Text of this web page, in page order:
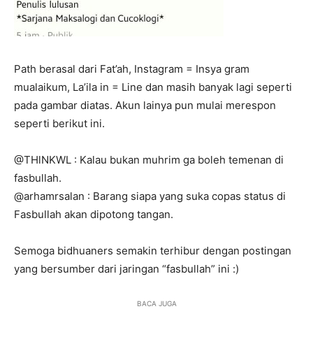
Path berasal dari Fat’ah, Instagram = Insya gram
mualaikum, La’ila in = Line dan masih banyak lagi seperti
pada gambar diatas. Akun lainya pun mulai merespon
seperti berikut ini.
@THlNKWL : Kalau bukan muhrim ga boleh temenan di
fasbullah.
@arhamrsalan : Barang siapa yang suka copas status di
Fasbullah akan dipotong tangan.
Semoga bidhuaners semakin terhibur dengan postingan
yang bersumber dari jaringan “fasbullah” ini :)
BACA JUGA